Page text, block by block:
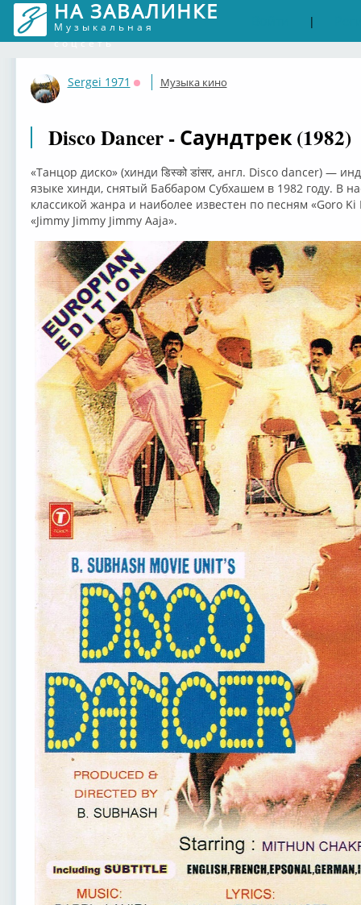
НА ЗАВАЛИНКЕ
Музыкальная
соцсеть
|
Sergei 1971
Оффлайн
Музыка кино
Disco Dancer - Саундтрек (1982)
«Танцор диско» (хинди डिस्को डांसर, англ. Disco dancer) —
языке хинди, снятый Баббаром Субхашем в 1982 году. В
классикой жанра и наиболее известен по песням «Goro
«Jimmy Jimmy Jimmy Aaja».